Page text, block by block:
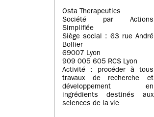
Osta Therapeutics
Société par Actions
Simplifiée
Siège social : 63 rue André
Bollier
69007 Lyon
909 005 605 RCS Lyon
Activité : procéder à tous
travaux de recherche et
développement en
ingrédients destinés aux
sciences de la vie